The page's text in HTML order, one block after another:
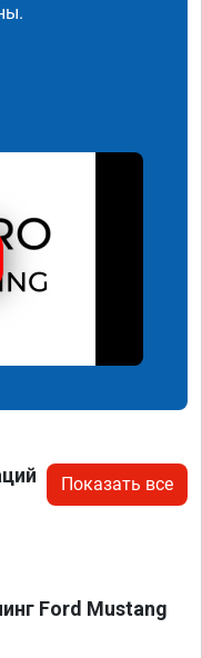
Показать все
Ford Mustang